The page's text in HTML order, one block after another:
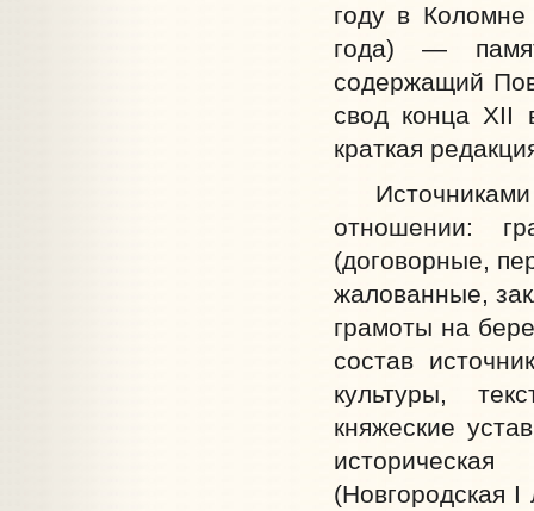
году в Коломне
года) —
содержащий
свод конца XII
краткая
Источниками
отношении:
(договорные,
жалованные,
грамоты на
состав
культуры,
княжеские
историческая
(Новгородская I